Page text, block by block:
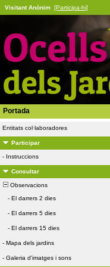
Visitant Anònim [Participa-hi]
Portada
Entitats col·laboradores
Participar
- Instruccions
Consultar
Observacions
- El darrers 2 dies
- El darrers 5 dies
- El darrers 15 dies
- Mapa dels jardins
- Galeria d'imatges i sons